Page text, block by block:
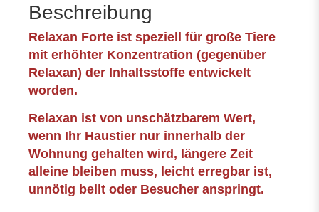
Beschreibung
Relaxan Forte ist speziell für große Tiere
mit erhöhter Konzentration (gegenüber
Relaxan) der Inhaltsstoffe entwickelt
worden.
Relaxan ist von unschätzbarem Wert,
wenn Ihr Haustier nur innerhalb der
Wohnung gehalten wird, längere Zeit
alleine bleiben muss, leicht erregbar ist,
unnötig bellt oder Besucher anspringt.